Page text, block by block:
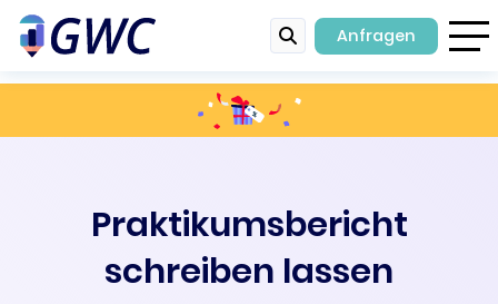
Anfragen
Praktikumsbericht
schreiben lassen